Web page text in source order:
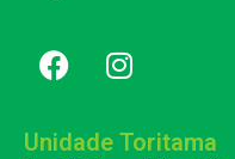
Unidade Toritama